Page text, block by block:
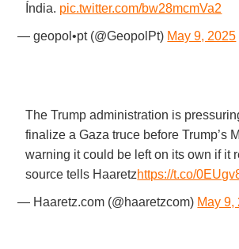
Índia. pic.twitter.com/bw28mcmVa2
— geopol•pt (@GeopolPt) May 9, 2025
The Trump administration is
finalize a Gaza truce before Trump’s
warning it could be left on its own if it
source tells Haaretzhttps://t.co/
— Haaretz.com (@haaretzcom) May 9,